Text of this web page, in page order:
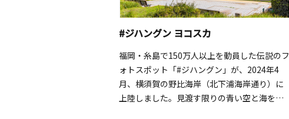
#ジハングン ヨコスカ
福岡・糸島で150万人以上を動員した伝説のフ
ォトスポット「#ジハングン」が、2024年4
月、横須賀の野比海岸（北下浦海岸通り）に
上陸しました。見渡す限りの青い空と海をバ